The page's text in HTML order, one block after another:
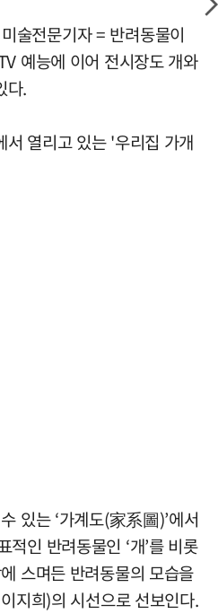
술전문기자 = 반려동물이
예능에 이어 전시장도 개와
다.
서 열리고 있는 '우리집 가개
있는 ‘가계도(家系圖)’에서
적인 반려동물인 ‘개’를 비롯
스며든 반려동물의 모습을
지희)의 시선으로 선보인다.